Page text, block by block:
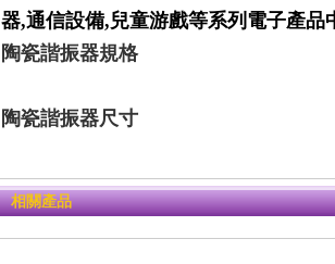
器,通信設備,兒童游戲等系列電子產品
陶瓷諧振器規格
陶瓷諧振器尺寸
相關產品